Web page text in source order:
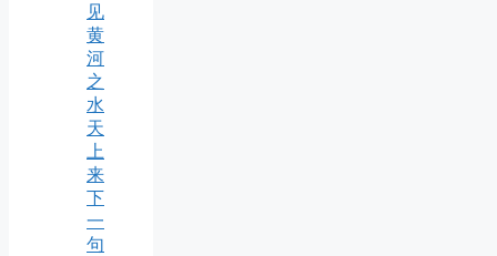
见
黄
河
之
水
天
上
来
下
一
句